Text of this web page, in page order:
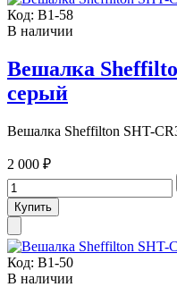
Код: В1-58
В наличии
Вешалка
серый
Вешалка Sheffilton SHT-
2 000 ₽
Код: В1-50
В наличии